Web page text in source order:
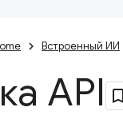
Встроенный ИИ
API